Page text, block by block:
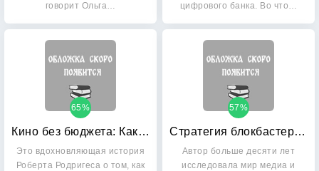
говорит Ольга…
цифрового банка. Во что…
Кино без бюджета: Как в 23 года покорить Голливуд, имея в кармане 7 тысяч долларов
65%
Это вдохновляющая история
Роберта Родригеса о том, как
Стратегия блокбастера: Уроки маркетинга от лидеров индустрии развлечений
57%
Автор больше десяти лет
исследовала мир медиа и